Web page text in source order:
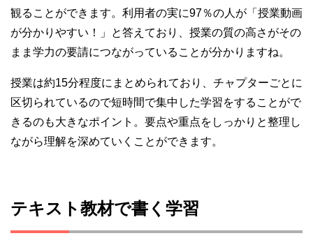
観ることができます。利用者の実に97％の人が「授業動画
が分かりやすい！」と答えており、授業の質の高さがその
まま学力の要請につながっていることが分かりますね。
授業は約15分程度にまとめられており、チャプターごとに
区切られているので短時間で集中した学習をすることがで
きるのも大きなポイント。要点や重点をしっかりと整理し
ながら理解を深めていくことができます。
テキスト教材で書く学習